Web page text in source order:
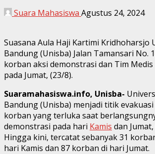
Suara Mahasiswa Agustus 24, 2024
Suasana Aula Haji Kartimi Kridhoharsjo
Bandung (Unisba) Jalan Tamansari No.
korban aksi demonstrasi dan Tim Medis
pada Jumat, (23/8).
Suaramahasiswa.info, Unisba-
Bandung (Unisba) menjadi titik
korban yang terluka saat
demonstrasi pada hari Kamis dan
Hingga kini, tercatat sebanyak 31
hari Kamis dan 87 korban di hari Jumat.